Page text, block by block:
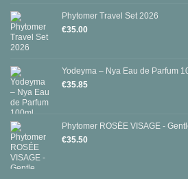
Phytomer Travel Set 2026
€35.00
Yodeyma – Nya Eau de Parfum
€35.85
Phytomer ROSÉE VISAGE -
€35.50